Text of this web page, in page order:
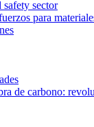
para
de carbono: